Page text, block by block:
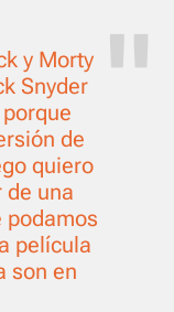
y Morty
Snyder
de
quiero
de una
podamos
película
son en